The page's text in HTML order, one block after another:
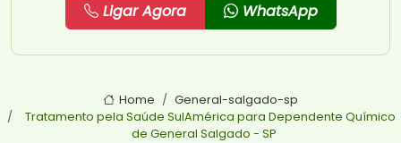
Ligar Agora WhatsApp
Home
General-salgado-sp
Tratamento pela Saúde SulAmérica para Dependente Químico
de General Salgado - SP